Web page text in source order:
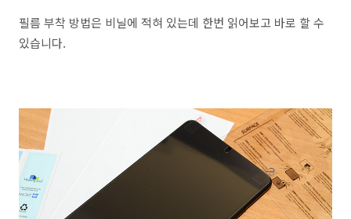
필름 부착 방법은 비닐에 적혀 있는데 한번 읽어보고 바로 할 수
있습니다.